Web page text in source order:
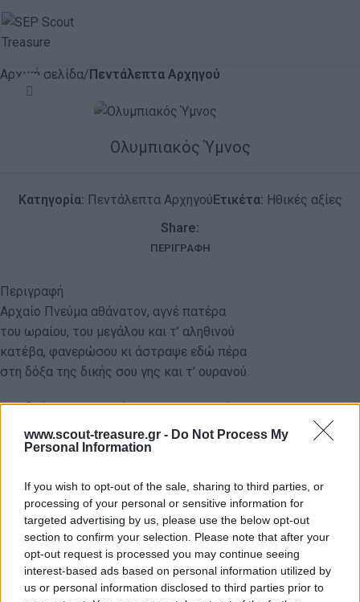
www.scout-treasure.gr - Do Not Process My
Personal Information
If you wish to opt-out of the sale, sharing to third parties, or
processing of your personal or sensitive information for
targeted advertising by us, please use the below opt-out
section to confirm your selection. Please note that after your
opt-out request is processed you may continue seeing
interest-based ads based on personal information utilized by
us or personal information disclosed to third parties prior to
Αρχική σελίδα Πεντάλεπτα Αρχηγού
Ολυμπιακός Ύμνος
Κατηγορία: Πεντάλεπτα Αρχηγού Ετικέτα: Ηθικές αξίες
Share:
ΠΕΡΙΓΡΑΦΉ
Περιγραφή
Αρχαίο Πνεύμα αθάνατον, αγνέ πατέρα
του ωραίου, του μεγάλου και τ’ αληθινού
κατέβα, φανερώσου κι άστραψε εδώ πέρα
στη δόξα της δικής σου γης και τ’ ουρανού.
Στο δρόμο και στο πάλεμα και στο λιθάρι,
στων ευγενών Αγώνων λάμψε την ορμή,
και με το αμάραντο στεφάνωσε κλωνάρι
Κάμποι, βουνά και θάλασσες φέγγουν μαζί σου
σαν ένας λευκοπόρφυρος μέγας ναός.
Και τρέχει στο ναό εδώ προσκυνητής σου,
Αρχαίο Πνεύμ’ αθάνατο, κάθε λαός.